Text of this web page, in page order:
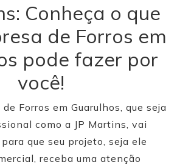
Conheça o que
de Forros em
pode fazer por
você!
Forros em Guarulhos, que seja
como a JP Martins, vai
que seu projeto, seja ele
receba uma atenção